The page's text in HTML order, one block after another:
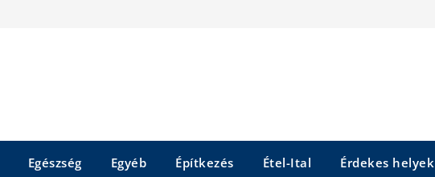
Egészség Egyéb Építkezés Étel-Ital Érdekes helyek